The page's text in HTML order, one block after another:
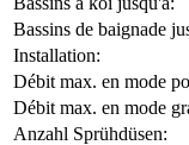
Bassins de baignade
Installation:
Débit max. en mode
Débit max. en mode
Anzahl Sprühdüsen: